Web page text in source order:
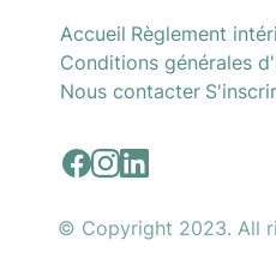
Accueil Règlement
Conditions générales
Nous contacter
© Copyright 2023. All